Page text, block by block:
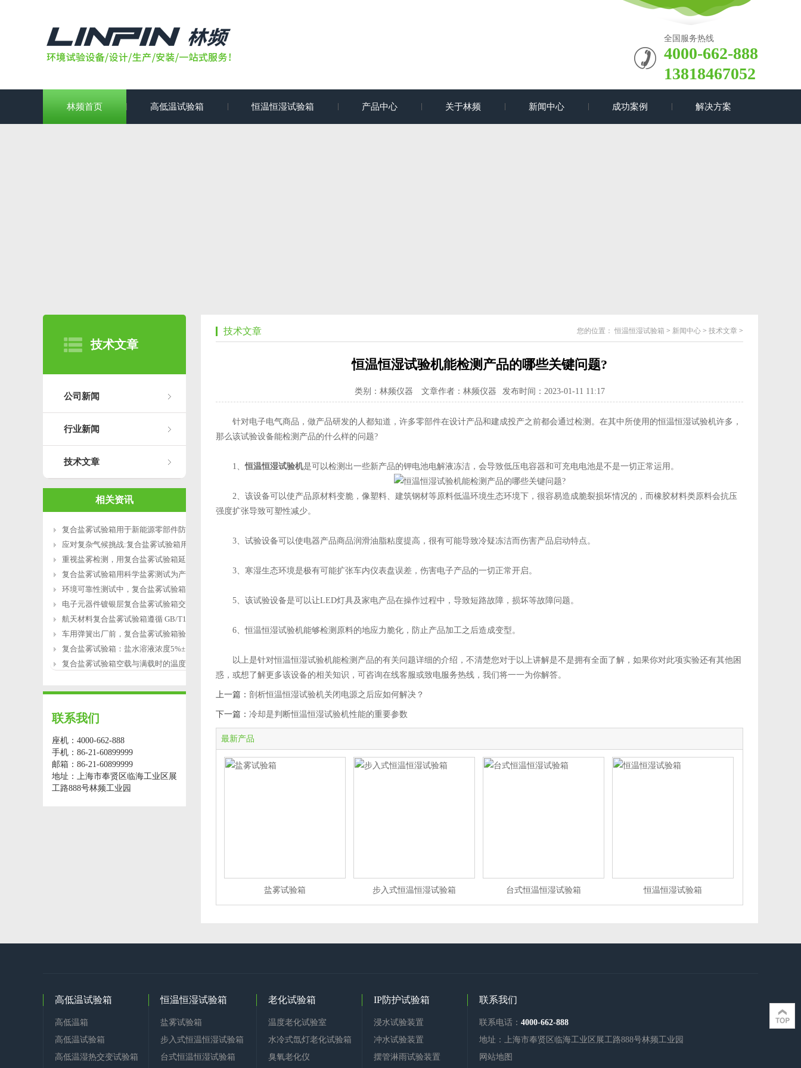
全国服务热线
4000-662-888
13818467052
林频首页 高低温试验箱 恒温恒湿试验箱 产品中心 关于林频 新闻中心 成功案例 解决方案
技术文章
公司新闻
行业新闻
技术文章
相关资讯
复合盐雾试验箱用于新能源零部件防腐测
应对复杂气候挑战:复合盐雾试验箱用于涂
重视盐雾检测，用复合盐雾试验箱延长产
复合盐雾试验箱用科学盐雾测试为产品研
环境可靠性测试中，复合盐雾试验箱缺水
电子元器件镀银层复合盐雾试验箱交变盐
航天材料复合盐雾试验箱遵循 GB/T12967.3
车用弹簧出厂前，复合盐雾试验箱验证盐
复合盐雾试验箱：盐水溶液浓度5%±1%的配
复合盐雾试验箱空载与满载时的温度恢复
联系我们
座机：4000-662-888
手机：86-21-60899999
邮箱：86-21-60899999
地址：上海市奉贤区临海工业区展
工路888号林频工业园
技术文章 您的位置： 恒温恒湿试验箱 > 新闻中心 > 技术文章 >
恒温恒湿试验机能检测产品的哪些关键问题?
类别：林频仪器 文章作者：林频仪器 发布时间：2023-01-11 11:17
针对电子电气商品，做产品研发的人都知道，许多零部件在设计产品和建成投产之前都会通过检测。在其中所使用的恒温恒湿试验机许多，
那么该试验设备能检测产品的什么样的问题?
1、恒温恒湿试验机是可以检测出一些新产品的钾电池电解液冻洁，会导致低压电容器和可充电电池是不是一切正常运用。
2、该设备可以使产品原材料变脆，像塑料、建筑钢材等原料低温环境生态环境下，很容易造成脆裂损坏情况的，而橡胶材料类原料会抗压
强度扩张导致可塑性减少。
3、试验设备可以使电器产品商品润滑油脂粘度提高，很有可能导致冷疑冻洁而伤害产品启动特点。
3、寒湿生态环境是极有可能扩张车内仪表盘误差，伤害电子产品的一切正常开启。
5、该试验设备是可以让LED灯具及家电产品在操作过程中，导致短路故障，损坏等故障问题。
6、恒温恒湿试验机能够检测原料的地应力脆化，防止产品加工之后造成变型。
以上是针对恒温恒湿试验机能检测产品的有关问题详细的介绍，不清楚您对于以上讲解是不是拥有全面了解，如果你对此项实验还有其他困
惑，或想了解更多该设备的相关知识，可咨询在线客服或致电服务热线，我们将一一为你解答。
上一篇： 剖析恒温恒湿试验机关闭电源之后应如何解决？
下一篇： 冷却是判断恒温恒湿试验机性能的重要参数
最新产品
盐雾试验箱 步入式恒温恒湿试验箱 台式恒温恒湿试验箱 恒温恒湿试验箱
高低温试验箱
高低温箱
高低温试验箱
高低温湿热交变试验箱
恒温恒湿试验箱
盐雾试验箱
步入式恒温恒湿试验箱
台式恒温恒湿试验箱
老化试验箱
温度老化试验室
水冷式氙灯老化试验箱
臭氧老化仪
IP防护试验箱
浸水试验装置
冲水试验装置
摆管淋雨试验装置
联系我们
联系电话： 4000-662-888
地址：上海市奉贤区临海工业区展工路888号林频工业园
网站地图